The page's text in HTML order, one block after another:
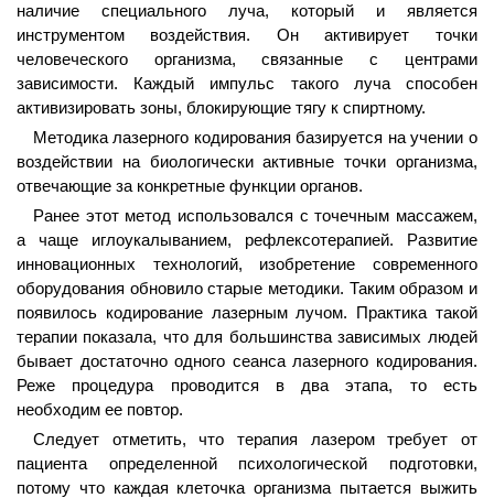
наличие специального луча, который и является
инструментом воздействия. Он активирует точки
человеческого организма, связанные с центрами
зависимости. Каждый импульс такого луча способен
активизировать зоны, блокирующие тягу к спиртному.
Методика лазерного кодирования базируется на учении о
воздействии на биологически активные точки организма,
отвечающие за конкретные функции органов.
Ранее этот метод использовался с точечным массажем,
а чаще иглоукалыванием, рефлексотерапией. Развитие
инновационных технологий, изобретение современного
оборудования обновило старые методики. Таким образом и
появилось кодирование лазерным лучом. Практика такой
терапии показала, что для большинства зависимых людей
бывает достаточно одного сеанса лазерного кодирования.
Реже процедура проводится в два этапа, то есть
необходим ее повтор.
Следует отметить, что терапия лазером требует от
пациента определенной психологической подготовки,
потому что каждая клеточка организма пытается выжить